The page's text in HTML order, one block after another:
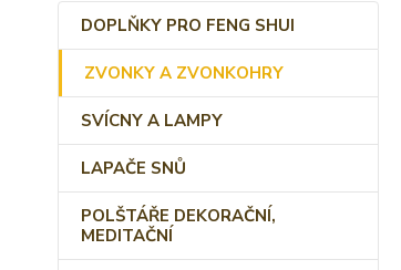
DOPLŇKY PRO FENG SHUI
ZVONKY A ZVONKOHRY
SVÍCNY A LAMPY
LAPAČE SNŮ
POLŠTÁŘE DEKORAČNÍ,
MEDITAČNÍ